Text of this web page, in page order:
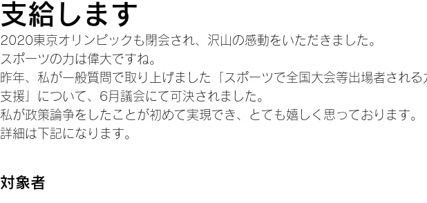
支給します
2020東京オリンピックも閉会され、沢山の感動をいただきました。
スポーツの力は偉大ですね。
昨年、私が一般質問で取り上げました「スポーツで全国大会等出場者される
支援」について、6月議会にて可決されました。
私が政策論争をしたことが初めて実現でき、とても嬉しく思っております。
詳細は下記になります。
対象者